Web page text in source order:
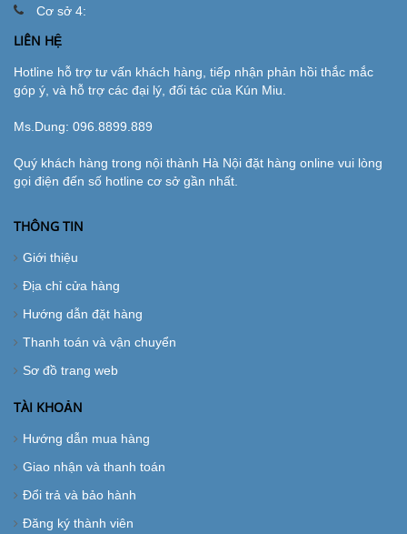
Cơ sở 4:
LIÊN HỆ
Hotline hỗ trợ tư vấn khách hàng, tiếp nhận phản hồi thắc mắc
góp ý, và hỗ trợ các đại lý, đối tác của Kún Miu.
Ms.Dung: 096.8899.889
Quý khách hàng trong nội thành Hà Nội đặt hàng online vui lòng
gọi điện đến số hotline cơ sở gần nhất.
THÔNG TIN
Giới thiệu
Địa chỉ cửa hàng
Hướng dẫn đặt hàng
Thanh toán và vận chuyển
Sơ đồ trang web
TÀI KHOẢN
Hướng dẫn mua hàng
Giao nhận và thanh toán
Đổi trả và bảo hành
Đăng ký thành viên